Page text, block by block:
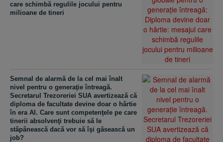
care schimbă regulile jocului pentru
milioane de tineri
Semnal de alarmă de la cel mai înalt
nivel pentru o generaţie întreagă.
Secretarul Trezoreriei SUA avertizează că
diploma de facultate devine doar o hârtie
în era AI. Care sunt competenţele pe care
tinerii absolvenţi trebuie să le
stăpânească dacă vor să îşi găsească un
job?